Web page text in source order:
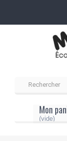
Mon
(vide)